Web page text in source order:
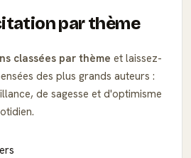
par thème
classées par thème et laissez-
des plus grands auteurs :
de sagesse et d'optimisme